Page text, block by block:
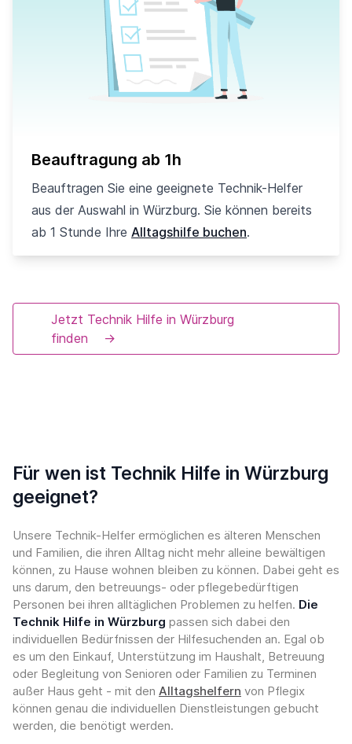
Beauftragung ab 1h
Beauftragen Sie eine geeignete Technik-Helfer
aus der Auswahl in Würzburg. Sie können bereits
ab 1 Stunde Ihre Alltagshilfe buchen.
Jetzt Technik Hilfe in Würzburg
finden
→
Für wen ist Technik Hilfe in Würzburg
geeignet?
Unsere Technik-Helfer ermöglichen es älteren Menschen
und Familien, die ihren Alltag nicht mehr alleine bewältigen
können, zu Hause wohnen bleiben zu können. Dabei geht es
uns darum, den betreuungs- oder pflegebedürftigen
Personen bei ihren alltäglichen Problemen zu helfen. Die
Technik Hilfe in Würzburg passen sich dabei den
individuellen Bedürfnissen der Hilfesuchenden an. Egal ob
es um den Einkauf, Unterstützung im Haushalt, Betreuung
oder Begleitung von Senioren oder Familien zu Terminen
außer Haus geht - mit den Alltagshelfern von Pflegix
können genau die individuellen Dienstleistungen gebucht
werden, die benötigt werden.